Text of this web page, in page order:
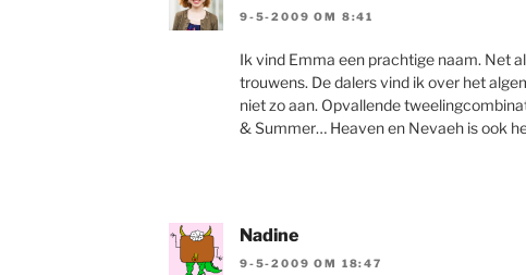
9-5-2009 OM 8:41
Ik vind Emma een prachtige naam. Net
trouwens. De dalers vind ik over het
niet zo aan. Opvallende
& Summer… Heaven en Nevaeh is ook
Nadine
9-5-2009 OM 18:47